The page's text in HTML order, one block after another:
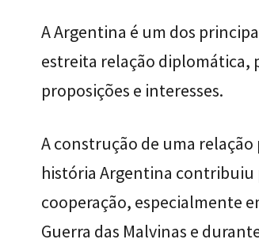
A Argentina é um dos
estreita relação diplomática,
proposições e interesses.
A construção de uma
história Argentina contribuiu
cooperação, especialmente
Guerra das Malvinas e